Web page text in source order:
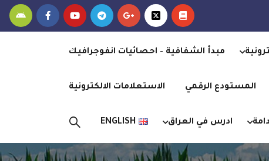
مبدأ الشفافية – احصائيات انفوجرافيك
المستودع الرقمي الاستعلامات الالكترونية
ادرس في العراق ENGLISH